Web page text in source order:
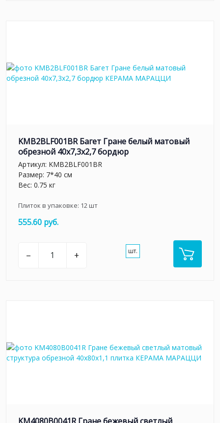
KMB2BLF001BR Багет Гране белый матовый
обрезной 40x7,3x2,7 бордюр
Артикул: KMB2BLF001BR
Размер: 7*40 см
Вес: 0.75 кг
Плиток в упаковке: 12шт
555.60 руб.
– + шт.